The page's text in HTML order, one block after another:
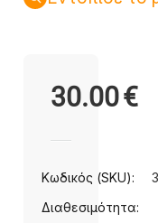
30.00€
Κωδικός (SKU):
Διαθεσιμότητα: